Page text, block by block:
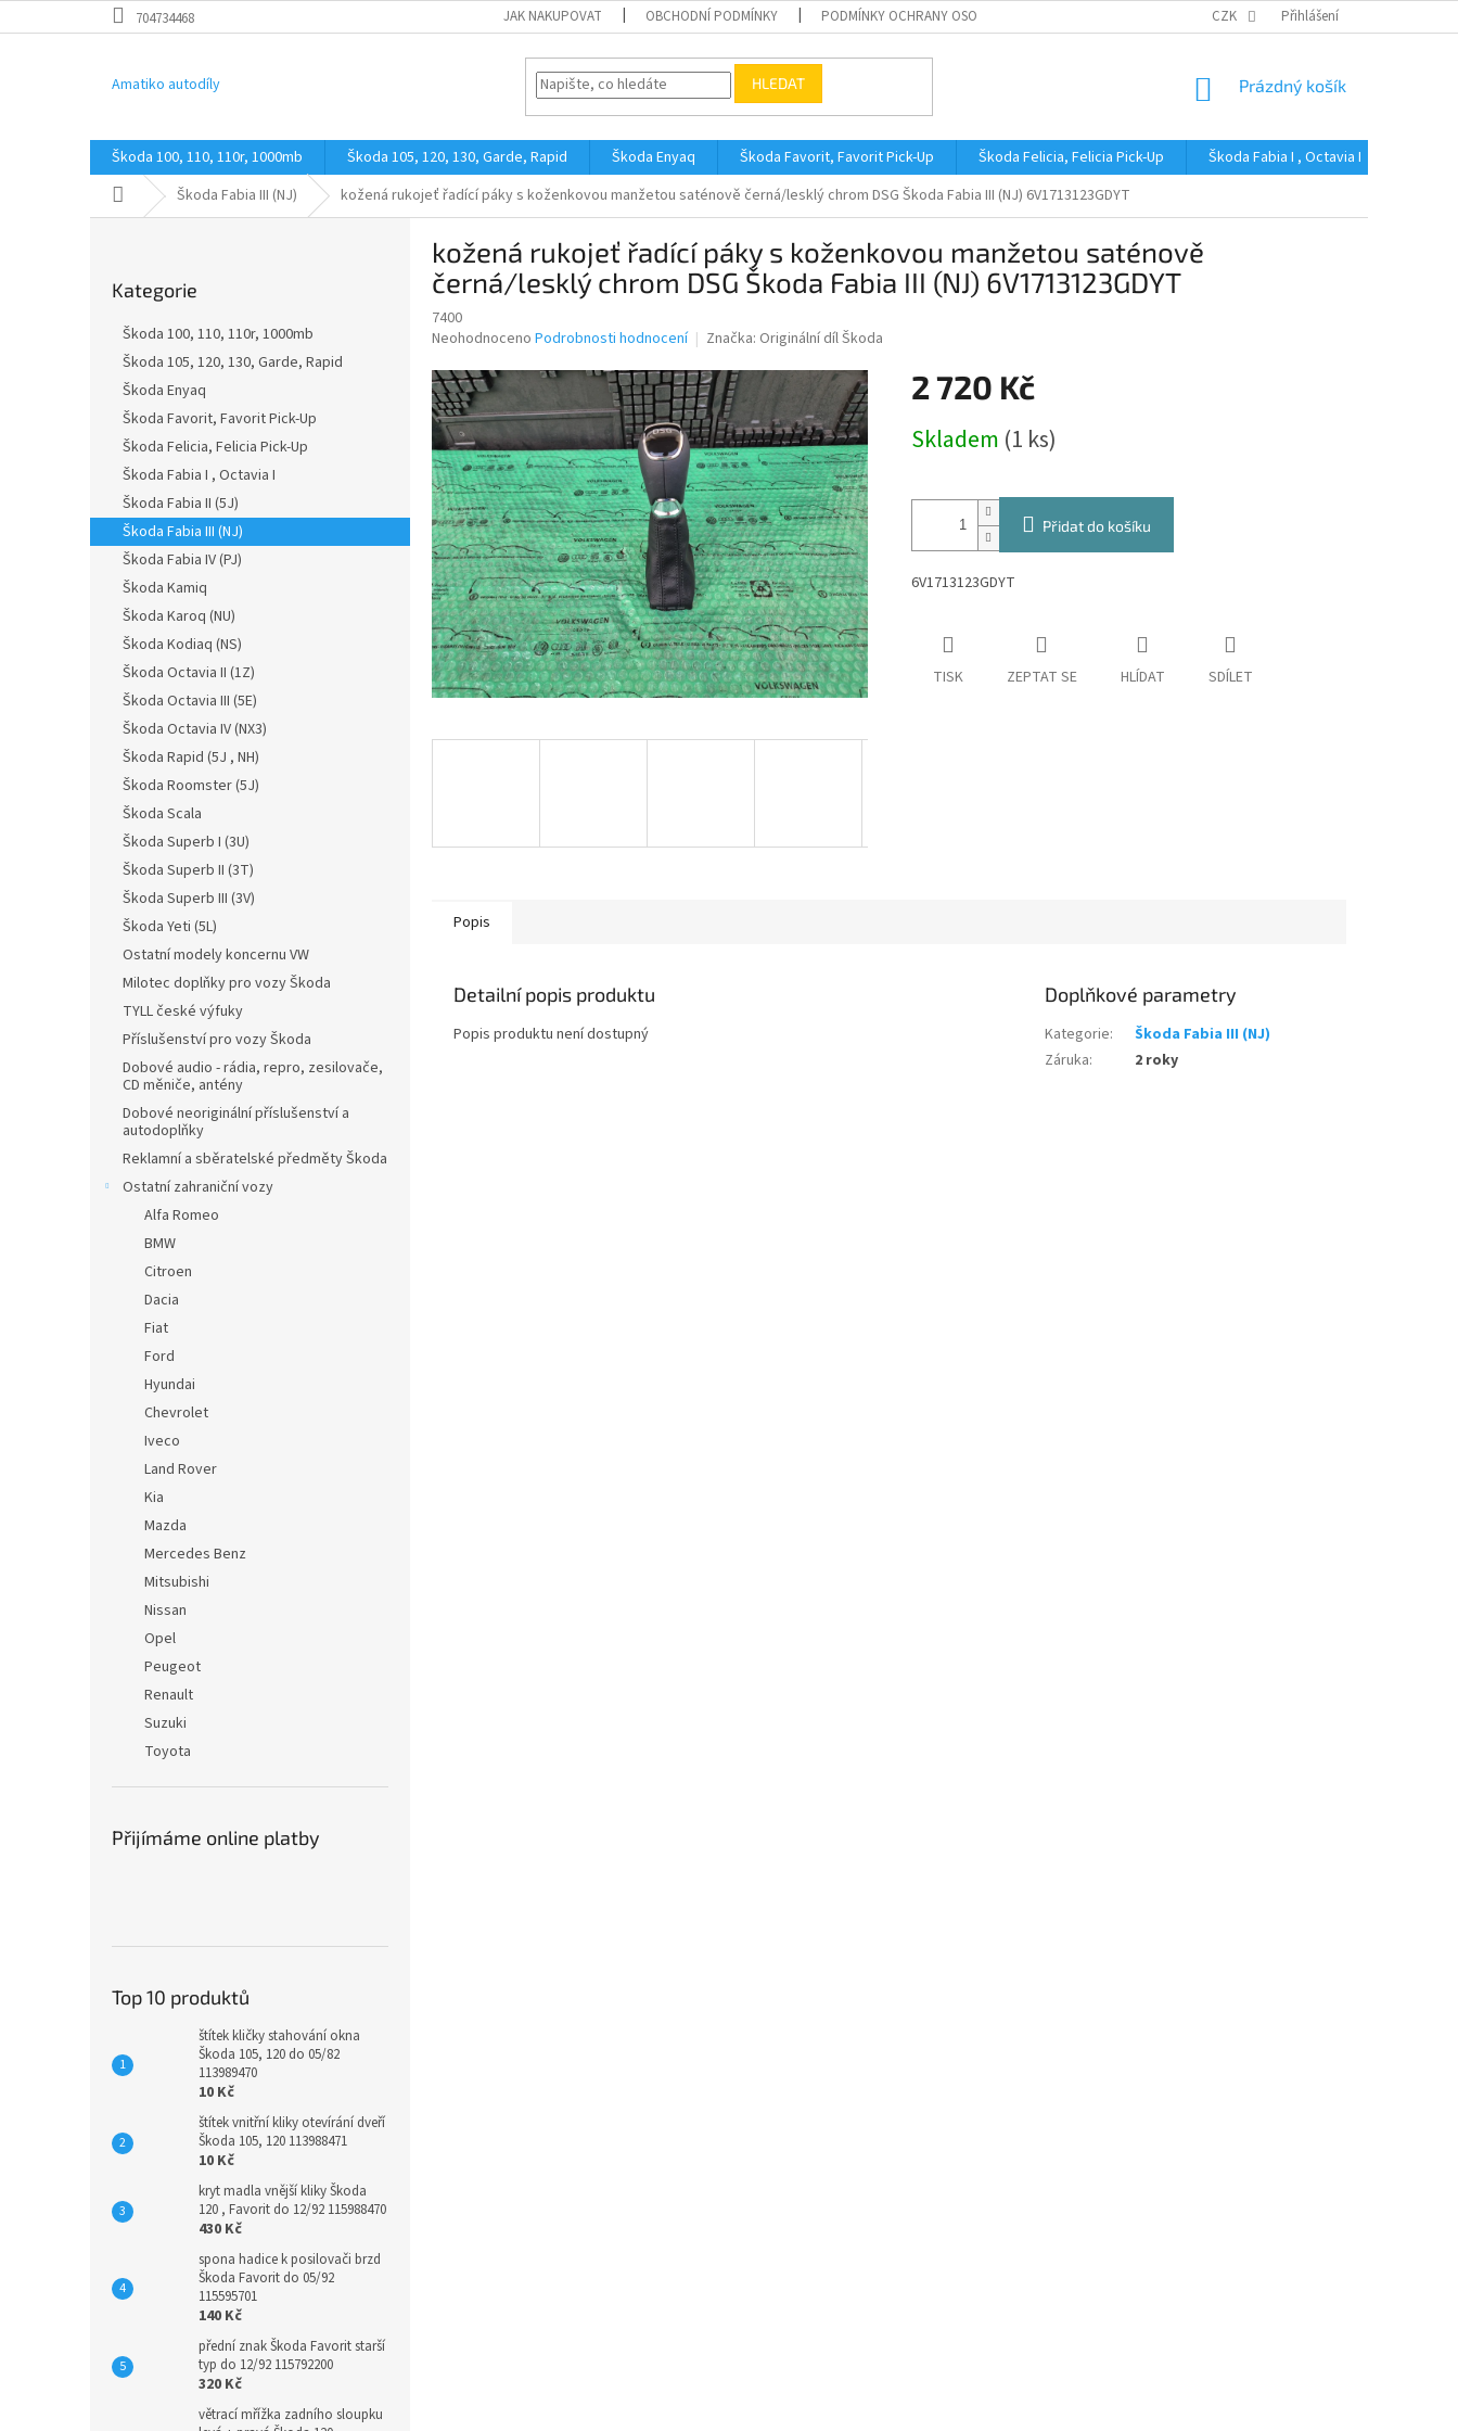
na
704734468 JAK NAKUPOVAT OBCHODNÍ PODMÍNKY PODMÍNKY OCHRANY OSOBNÍCH ÚDAJŮ CZK Přihlášení
Amatiko autodíly HLEDAT
NÁKUPNÍ
Prázdný košík
Škoda 100, 110, 110r, 1000mb Škoda 105, 120, 130, Garde, Rapid Škoda Enyaq Škoda Favorit, Favorit Pick-Up Škoda Felicia, Felicia Pick-Up Škoda Fabia I , Octavia I
Domů Škoda Fabia III (NJ) kožená rukojeť řadící páky s koženkovou manžetou saténově černá/lesklý chrom DSG Škoda Fabia III (NJ) 6V1713123GDYT
e
l
kategorie
Kategorie
Škoda 100, 110, 110r, 1000mb
Škoda 105, 120, 130, Garde, Rapid
Škoda Enyaq
Škoda Favorit, Favorit Pick-Up
Škoda Felicia, Felicia Pick-Up
Škoda Fabia I , Octavia I
Škoda Fabia II (5J)
Škoda Fabia III (NJ)
Škoda Fabia IV (PJ)
Škoda Kamiq
Škoda Karoq (NU)
Škoda Kodiaq (NS)
Škoda Octavia II (1Z)
Škoda Octavia III (5E)
Škoda Octavia IV (NX3)
Škoda Rapid (5J , NH)
Škoda Roomster (5J)
Škoda Scala
Škoda Superb I (3U)
Škoda Superb II (3T)
Škoda Superb III (3V)
Škoda Yeti (5L)
Ostatní modely koncernu VW
Milotec doplňky pro vozy Škoda
TYLL české výfuky
Příslušenství pro vozy Škoda
Dobové audio - rádia, repro, zesilovače,
CD měniče, antény
Dobové neoriginální příslušenství a
autodoplňky
Reklamní a sběratelské předměty Škoda
Ostatní zahraniční vozy
Alfa Romeo
BMW
Citroen
Dacia
Fiat
Ford
Hyundai
Chevrolet
Iveco
Land Rover
Kia
Mazda
Mercedes Benz
Mitsubishi
Nissan
Opel
Peugeot
Renault
Suzuki
Toyota
Přijímáme online platby
Top 10 produktů
štítek kličky stahování okna
Škoda 105, 120 do 05/82
113989470
10 Kč
štítek vnitřní kliky otevírání dveří
Škoda 105, 120 113988471
10 Kč
kryt madla vnější kliky Škoda
120 , Favorit do 12/92 115988470
430 Kč
spona hadice k posilovači brzd
Škoda Favorit do 05/92
115595701
140 Kč
přední znak Škoda Favorit starší
typ do 12/92 115792200
320 Kč
větrací mřížka zadního sloupku
kožená rukojeť řadící páky s koženkovou manžetou saténově
černá/lesklý chrom DSG Škoda Fabia III (NJ) 6V1713123GDYT
7400
Průměrné
produktu
je
0,0
z
5
hvězdiček.
Neohodnoceno Podrobnosti hodnocení Značka: Originální díl Škoda
2 720 Kč
cena:
Skladem (1 ks)
Přidat do košíku
6V1713123GDYT
TISK ZEPTAT SE HLÍDAT SDÍLET
Popis
Detailní popis produktu
Popis produktu není dostupný
Doplňkové parametry
Kategorie:
Škoda Fabia III (NJ)
Záruka: 2 roky